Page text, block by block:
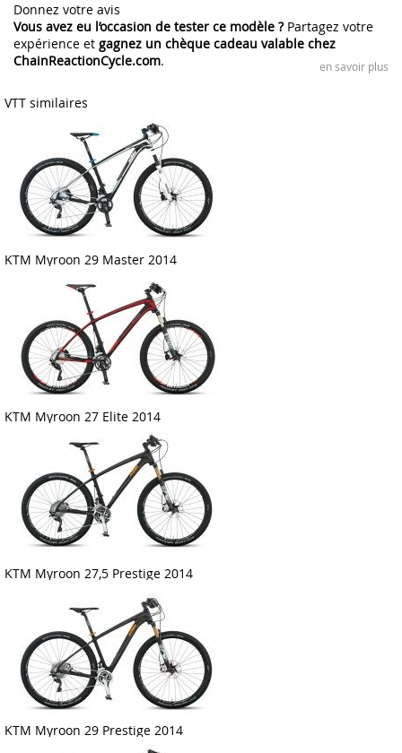
Donnez votre avis
Vous avez eu l’occasion de tester ce modèle ?Partagez votre
expérience et gagnez un chèque cadeau valable chez
ChainReactionCycle.com. en savoir plus
VTT similaires
KTM Myroon 29 Master 2014
KTM Myroon 27 Elite 2014
KTM Myroon 27,5 Prestige 2014
KTM Myroon 29 Prestige 2014